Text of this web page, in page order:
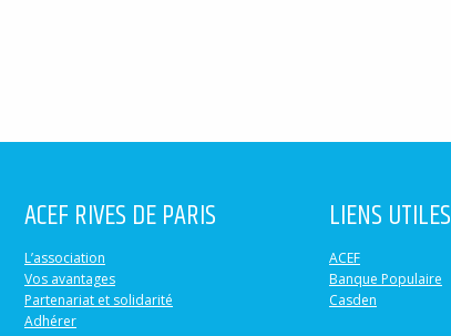
ACEF RIVES DE PARIS
L’association
Vos avantages
Partenariat et solidarité
Adhérer
LIENS UTILES
ACEF
Banque Populaire
Casden